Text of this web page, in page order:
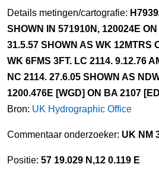
Details metingen/cartografie:
SHOWN IN 571910N, 120024E
31.5.57 SHOWN AS WK 12MTRS
WK 6FMS 3FT. LC 2114. 9.12.76
NC 2114. 27.6.05 SHOWN AS
1200.476E [WGD] ON BA 2107
Bron: UK Hydrographic Office
Commentaar onderzoeker: UK NM
Positie: 57 19.029 N,12 0.119 E